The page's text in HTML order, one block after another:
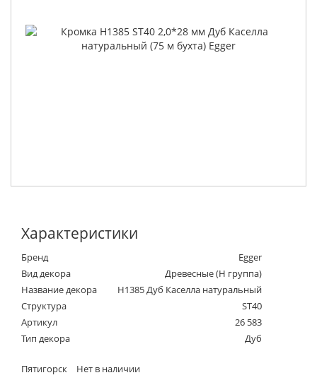
Характеристики
Бренд
Egger
Вид декора
Древесные (Н группа)
Название декора
H1385 Дуб Каселла натуральный
Структура
ST40
Артикул
26 583
Тип декора
Дуб
Пятигорск
Нет в наличии